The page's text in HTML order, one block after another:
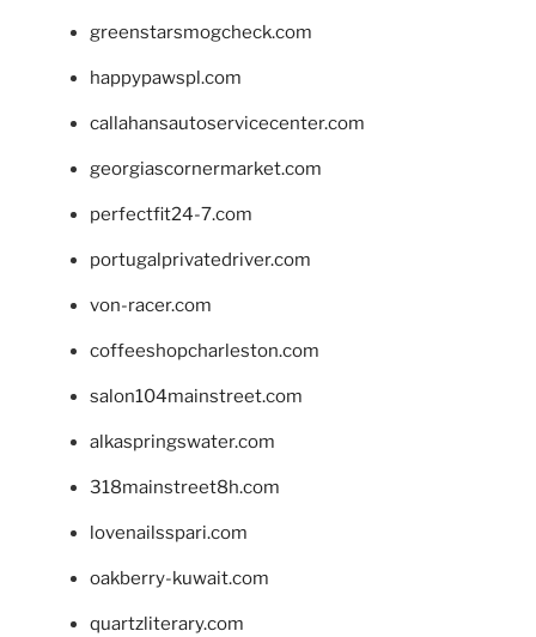
greenstarsmogcheck.com
happypawspl.com
callahansautoservicecenter.com
georgiascornermarket.com
perfectfit24-7.com
portugalprivatedriver.com
von-racer.com
coffeeshopcharleston.com
salon104mainstreet.com
alkaspringswater.com
318mainstreet8h.com
lovenailsspari.com
oakberry-kuwait.com
quartzliterary.com